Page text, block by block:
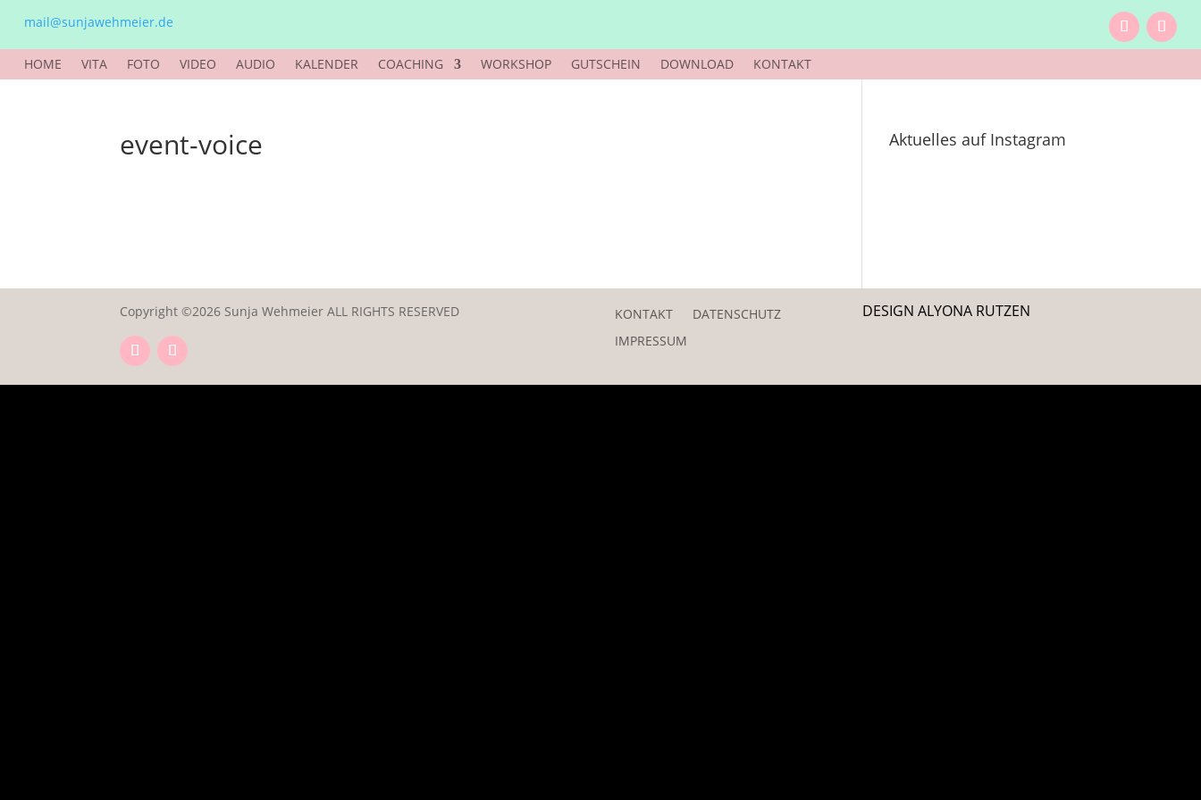
mail@sunjawehmeier.de
HOME VITA FOTO VIDEO AUDIO KALENDER COACHING WORKSHOP GUTSCHEIN DOWNLOAD KONTAKT
event-voice Aktuelles auf Instagram
Copyright ©2026 Sunja Wehmeier ALL RIGHTS RESERVED KONTAKT
DATENSCHUTZ
IMPRESSUM
DESIGN ALYONA RUTZEN